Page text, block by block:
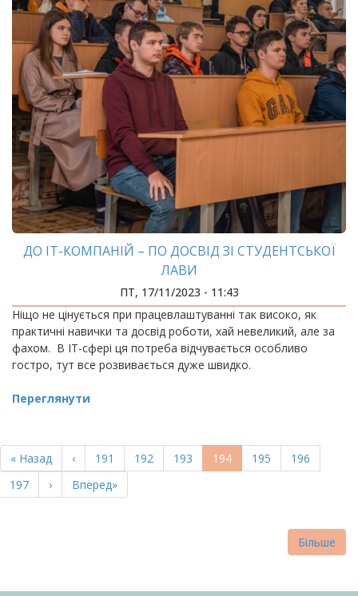
ДО ІТ-КОМПАНІЙ – ПО ДОСВІД ЗІ СТУДЕНТСЬКОЇ
ЛАВИ
ПТ, 17/11/2023 - 11:43
Ніщо не цінується при працевлаштуванні так високо, як
практичні навички та досвід роботи, хай невеликий, але за
фахом. В ІТ-сфері ця потреба відчувається особливо
гостро, тут все розвивається дуже швидко.
Переглянути
НА
СТОРІНКИ
Перша
сторінка
« Назад
Попередня
сторінка
‹ Page
191 Page
192 Page
193
Поточна
сторінка
194 Page
195 Page
196
Page
197
Наступна
сторінка
›
Остання
сторінка
Вперед»
Більше